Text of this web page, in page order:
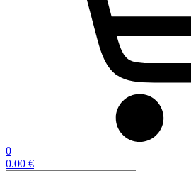
0
0.00 €